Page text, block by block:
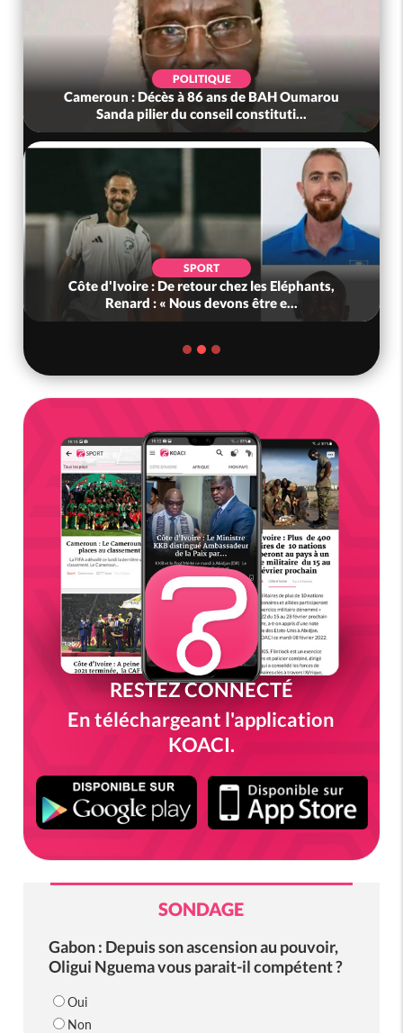
POLITIQUE
Cameroun : Décès à 86 ans de BAH Oumarou
Sanda pilier du conseil constituti...
SPORT
Côte d'Ivoire : De retour chez les Eléphants,
Renard : « Nous devons être e...
RESTEZ CONNECTÉ
En téléchargeant l'application
KOACI.
SONDAGE
Gabon : Depuis son ascension au pouvoir,
Oligui Nguema vous parait-il compétent ?
Oui
Non